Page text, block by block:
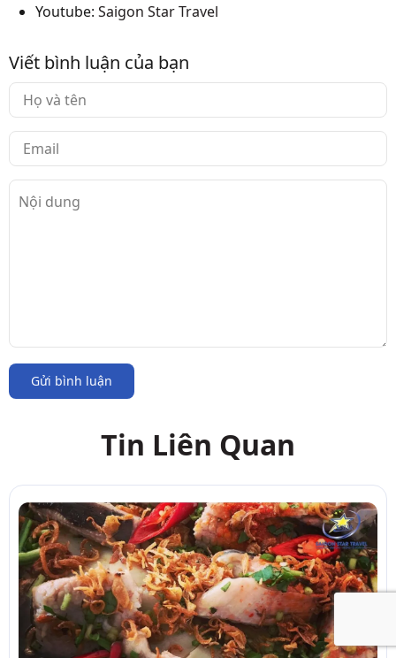
Youtube: Saigon Star Travel
Viết bình luận của bạn
Gửi bình luận
Tin Liên Quan